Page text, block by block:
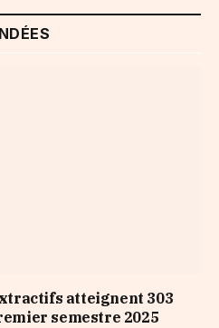
atteignent 303
semestre 2025